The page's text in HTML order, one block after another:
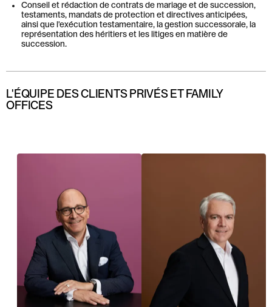
Conseil et rédaction de contrats de mariage et de succession,
testaments, mandats de protection et directives anticipées,
ainsi que l'exécution testamentaire, la gestion successorale, la
représentation des héritiers et les litiges en matière de
succession.
L'ÉQUIPE DES CLIENTS PRIVÉS ET FAMILY
OFFICES